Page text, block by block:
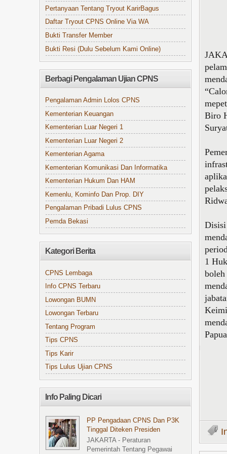
Biro
Disisi
1
Pertanyaan Tentang Tryout KarirBagus
Daftar Tryout CPNS Online Via WA
Bukti Transfer Member
Bukti Resi (Dulu Sebelum Kami Online)
Berbagi Pengalaman Ujian CPNS
Pengalaman Admin Lolos CPNS
Kementerian Keuangan
Kementerian Luar Negeri 1
Kementerian Luar Negeri 2
Kementerian Agama
Kementerian Komunikasi Dan Informatika
Kementerian Hukum Dan HAM
Kemenlu, Kominfo Dan Prop. DIY
Pengalaman Pribadi Lulus CPNS
Pemda Bekasi
Kategori Berita
CPNS Lembaga
Info CPNS Terbaru
Lowongan BUMN
Lowongan Terbaru
Tentang Program
Tips CPNS
Tips Karir
Tips Lulus Ujian CPNS
Info Paling Dicari
PP Pengadaan CPNS Dan P3K
Tinggal Diteken Presiden
JAKARTA - Peraturan
Pemerintah Tentang Pegawai